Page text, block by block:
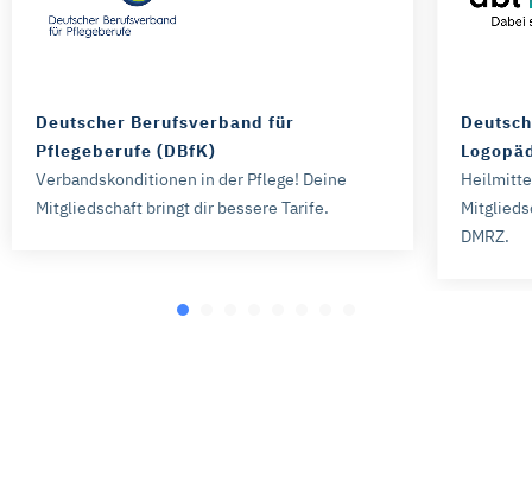
Deutscher Berufsverband für
Pflegeberufe (DBfK)
Verbandskonditionen in der Pflege! Deine
Mitgliedschaft bringt dir bessere Tarife.
DMRZ.